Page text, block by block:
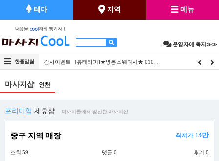
테마 지역 메뉴
운영자에 쪽지≫≫
한줄알림 감사이벤트 [뷰테라피]★영통스웨디시★ 010…
마사지샵 인천
프리미엄 제휴샵 마사지쿨에서 엄선한 마사지샵
중구 지역 매장 최저가13만
조회 59 댓글 0 후기 0